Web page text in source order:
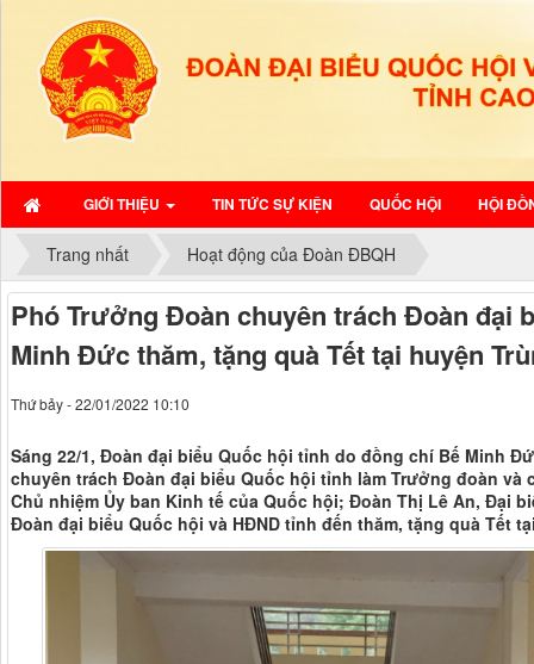
GIỚI THIỆU TIN TỨC SỰ KIỆN QUỐC HỘI HỘI
Trang nhất Hoạt động của Đoàn ĐBQH
Phó Trưởng Đoàn chuyên trách Đoàn đại
Minh Đức thăm, tặng quà Tết tại huyện
Thứ bảy - 22/01/2022 10:10
Sáng 22/1, Đoàn đại biểu Quốc hội tỉnh do đồng chí Bế Minh
chuyên trách Đoàn đại biểu Quốc hội tỉnh làm Trưởng đoàn và
Chủ nhiệm Ủy ban Kinh tế của Quốc hội; Đoàn Thị Lê An, Đại
Đoàn đại biểu Quốc hội và HĐND tỉnh đến thăm, tặng quà Tết